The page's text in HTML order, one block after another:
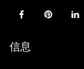
信息